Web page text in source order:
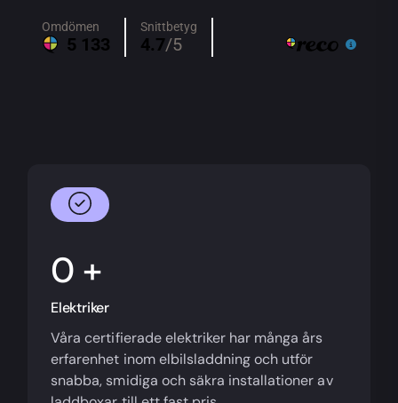
+
Elektriker
Våra certifierade elektriker har många års
erfarenhet inom elbilsladdning och utför
snabba, smidiga och säkra installationer av